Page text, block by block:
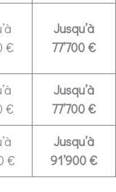
€
Jusqu’à
77’700 €
€
Jusqu’à
77’700 €
€
Jusqu’à
91’900 €